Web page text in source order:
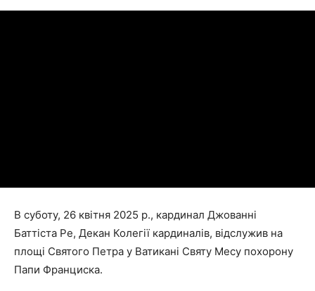
В суботу, 26 квітня 2025 р., кардинал Джованні
Баттіста Ре, Декан Колегії кардиналів, відслужив на
площі Святого Петра у Ватикані Святу Месу похорону
Папи Франциска.